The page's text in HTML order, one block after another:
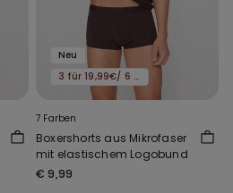
Neu
3 für 19,99€/ 6 für 29,99€
7 Farben
Boxershorts aus Mikrofaser
mit elastischem Logobund
€ 9,99